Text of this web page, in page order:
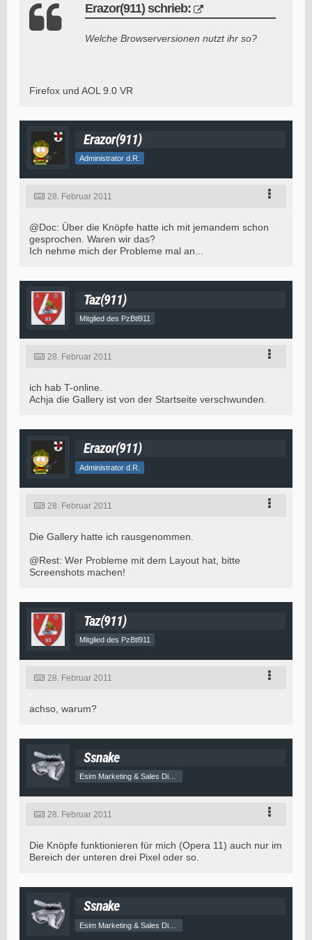
Erazor(911) schrieb:
Welche Browserversionen nutzt ihr so?
Firefox und AOL 9.0 VR
Erazor(911)
Administrator d.R.
28. Februar 2011
@Doc: Über die Knöpfe hatte ich mit jemandem schon
gesprochen. Waren wir das?
Ich nehme mich der Probleme mal an...
Taz(911)
Mitglied des PzBtl911
28. Februar 2011
ich hab T-online.
Achja die Gallery ist von der Startseite verschwunden.
Erazor(911)
Administrator d.R.
28. Februar 2011
Die Gallery hatte ich rausgenommen.
@Rest: Wer Probleme mit dem Layout hat, bitte
Screenshots machen!
Taz(911)
Mitglied des PzBtl911
28. Februar 2011
achso, warum?
Ssnake
28. Februar 2011
Die Knöpfe funktionieren für mich (Opera 11) auch nur im
Bereich der unteren drei Pixel oder so.
Ssnake